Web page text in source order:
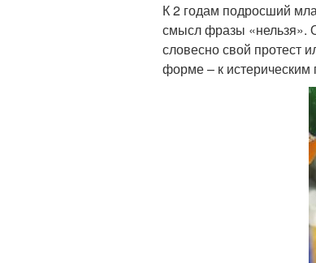
К 2 годам подросший
смысл фразы «нельзя».
словесно свой протест
форме – к истерическим